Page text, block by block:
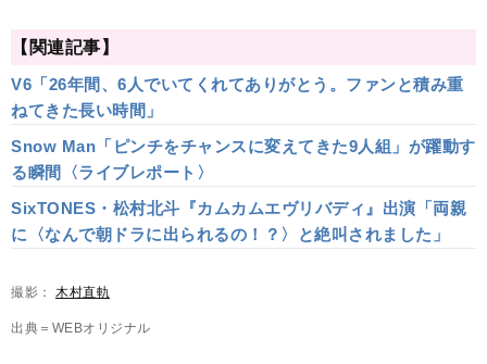
【関連記事】
V6「26年間、6人でいてくれてありがとう。ファンと積み重
ねてきた長い時間」
Snow Man「ピンチをチャンスに変えてきた9人組」が躍動す
る瞬間〈ライブレポート〉
SixTONES・松村北斗『カムカムエヴリバディ』出演「両親
に〈なんで朝ドラに出られるの！？〉と絶叫されました」
撮影： 木村直軌
出典＝WEBオリジナル